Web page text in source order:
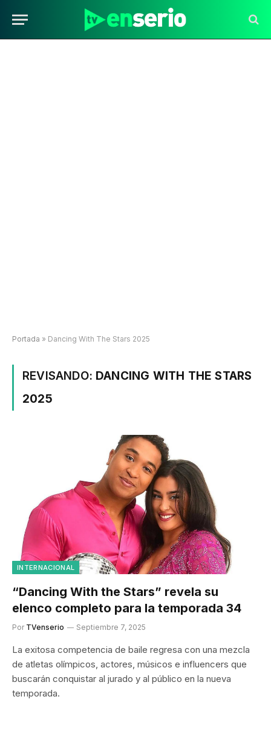
Portada » Dancing With The Stars 2025
REVISANDO: DANCING WITH THE STARS
2025
INTERNACIONAL
“Dancing With the Stars” revela su
elenco completo para la temporada 34
Por TVenserio Septiembre 7, 2025
La exitosa competencia de baile regresa con una mezcla
de atletas olímpicos, actores, músicos e influencers que
buscarán conquistar al jurado y al público en la nueva
temporada.